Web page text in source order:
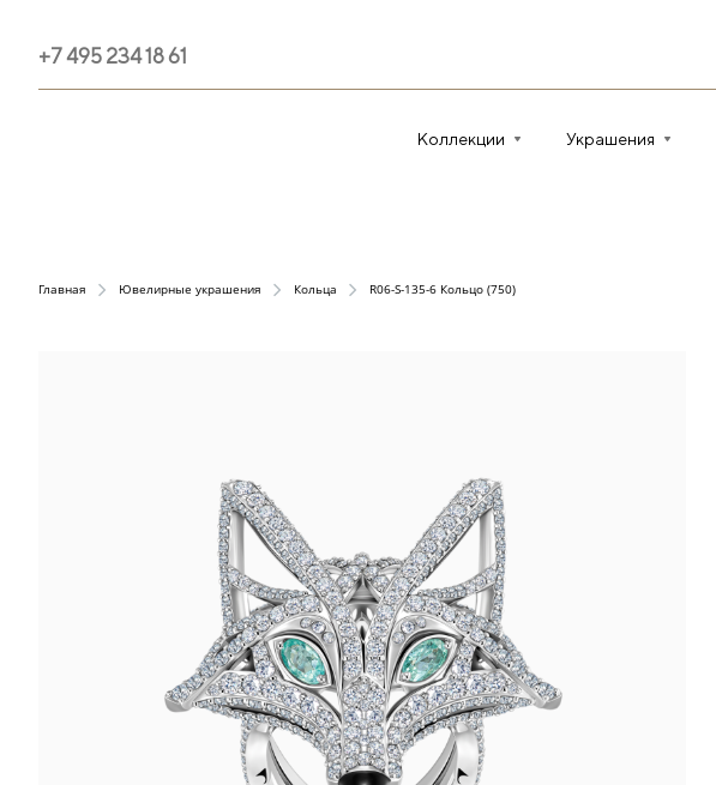
+7 495 234 18 61
Коллекции Украшения
Главная Ювелирные украшения Кольца R06-S-135-6 Кольцо (750)